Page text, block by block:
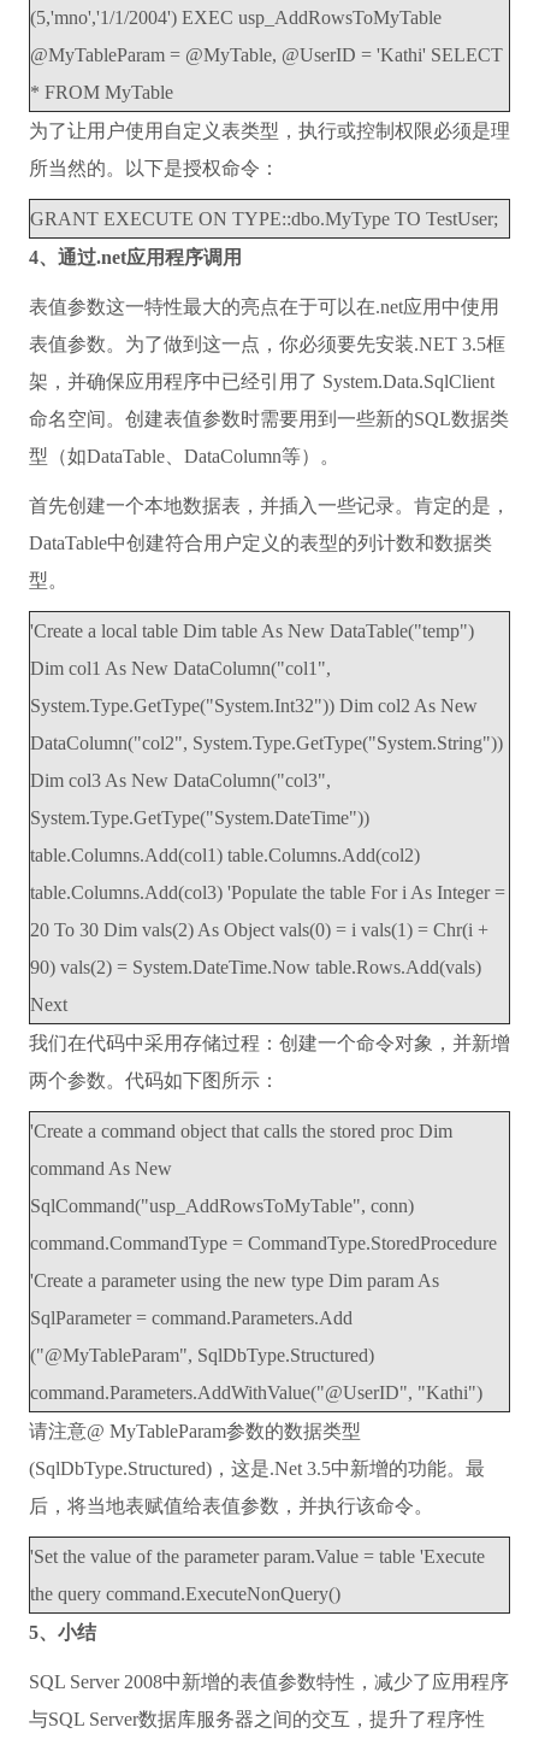
(5,'mno','1/1/2004') EXEC usp_AddRowsToMyTable
@MyTableParam = @MyTable, @UserID = 'Kathi' SELECT
* FROM MyTable
为了让用户使用自定义表类型，执行或控制权限必须是理
所当然的。以下是授权命令：
GRANT EXECUTE ON TYPE::dbo.MyType TO TestUser;
4、通过.net应用程序调用
表值参数这一特性最大的亮点在于可以在.net应用中使用
表值参数。为了做到这一点，你必须要先安装.NET 3.5框
架，并确保应用程序中已经引用了 System.Data.SqlClient
命名空间。创建表值参数时需要用到一些新的SQL数据类
型（如DataTable、DataColumn等）。
首先创建一个本地数据表，并插入一些记录。肯定的是，
DataTable中创建符合用户定义的表型的列计数和数据类
型。
'Create a local table Dim table As New DataTable("temp")
Dim col1 As New DataColumn("col1",
System.Type.GetType("System.Int32")) Dim col2 As New
DataColumn("col2", System.Type.GetType("System.String"))
Dim col3 As New DataColumn("col3",
System.Type.GetType("System.DateTime"))
table.Columns.Add(col1) table.Columns.Add(col2)
table.Columns.Add(col3) 'Populate the table For i As Integer =
20 To 30 Dim vals(2) As Object vals(0) = i vals(1) = Chr(i +
90) vals(2) = System.DateTime.Now table.Rows.Add(vals)
Next
我们在代码中采用存储过程：创建一个命令对象，并新增
两个参数。代码如下图所示：
'Create a command object that calls the stored proc Dim
command As New
SqlCommand("usp_AddRowsToMyTable", conn)
command.CommandType = CommandType.StoredProcedure
'Create a parameter using the new type Dim param As
SqlParameter = command.Parameters.Add
("@MyTableParam", SqlDbType.Structured)
command.Parameters.AddWithValue("@UserID", "Kathi")
请注意@ MyTableParam参数的数据类型
(SqlDbType.Structured)，这是.Net 3.5中新增的功能。最
后，将当地表赋值给表值参数，并执行该命令。
'Set the value of the parameter param.Value = table 'Execute
the query command.ExecuteNonQuery()
5、小结
SQL Server 2008中新增的表值参数特性，减少了应用程序
与SQL Server数据库服务器之间的交互，提升了程序性